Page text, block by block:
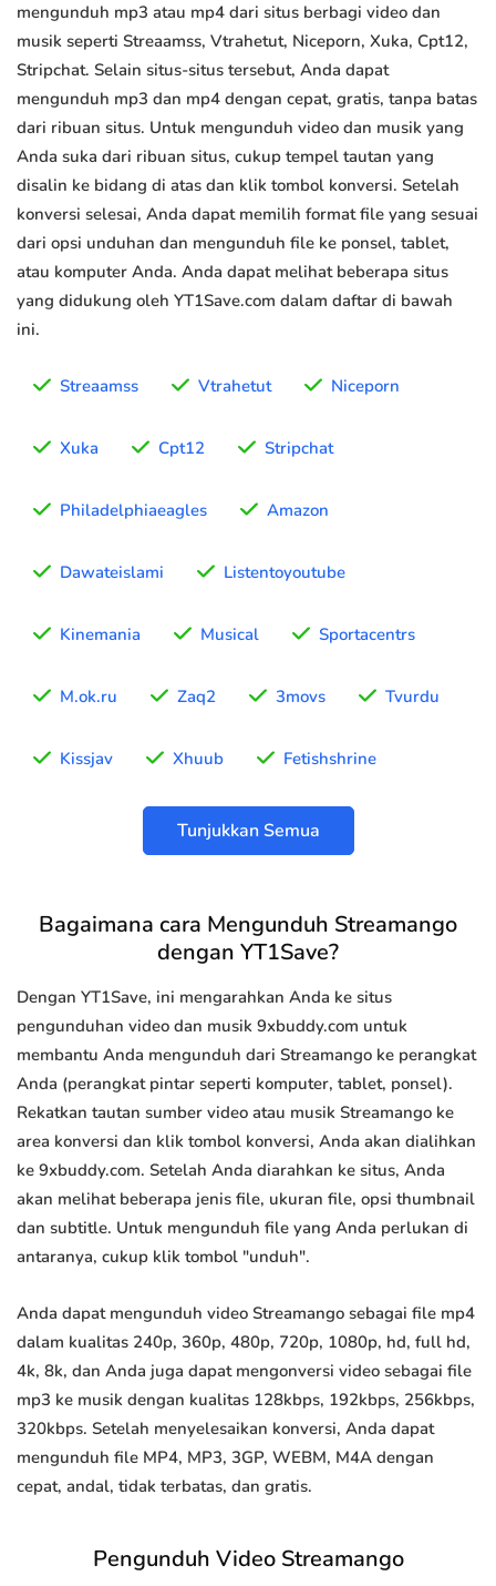
mengunduh mp3 atau mp4 dari situs berbagi video dan
musik seperti Streaamss, Vtrahetut, Niceporn, Xuka, Cpt12,
Stripchat. Selain situs-situs tersebut, Anda dapat
mengunduh mp3 dan mp4 dengan cepat, gratis, tanpa batas
dari ribuan situs. Untuk mengunduh video dan musik yang
Anda suka dari ribuan situs, cukup tempel tautan yang
disalin ke bidang di atas dan klik tombol konversi. Setelah
konversi selesai, Anda dapat memilih format file yang sesuai
dari opsi unduhan dan mengunduh file ke ponsel, tablet,
atau komputer Anda. Anda dapat melihat beberapa situs
yang didukung oleh YT1Save.com dalam daftar di bawah
ini.
Streaamss Vtrahetut Niceporn
Xuka Cpt12 Stripchat
Philadelphiaeagles Amazon
Dawateislami Listentoyoutube
Kinemania Musical Sportacentrs
M.ok.ru Zaq2 3movs Tvurdu
Kissjav Xhuub Fetishshrine
Tunjukkan Semua
Bagaimana cara Mengunduh Streamango
dengan YT1Save?
Dengan YT1Save, ini mengarahkan Anda ke situs
pengunduhan video dan musik 9xbuddy.com untuk
membantu Anda mengunduh dari Streamango ke perangkat
Anda (perangkat pintar seperti komputer, tablet, ponsel).
Rekatkan tautan sumber video atau musik Streamango ke
area konversi dan klik tombol konversi, Anda akan dialihkan
ke 9xbuddy.com. Setelah Anda diarahkan ke situs, Anda
akan melihat beberapa jenis file, ukuran file, opsi thumbnail
dan subtitle. Untuk mengunduh file yang Anda perlukan di
antaranya, cukup klik tombol "unduh".
Anda dapat mengunduh video Streamango sebagai file mp4
dalam kualitas 240p, 360p, 480p, 720p, 1080p, hd, full hd,
4k, 8k, dan Anda juga dapat mengonversi video sebagai file
mp3 ke musik dengan kualitas 128kbps, 192kbps, 256kbps,
320kbps. Setelah menyelesaikan konversi, Anda dapat
mengunduh file MP4, MP3, 3GP, WEBM, M4A dengan
cepat, andal, tidak terbatas, dan gratis.
Pengunduh Video Streamango